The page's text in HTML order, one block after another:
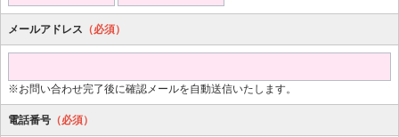
メールアドレス （必須）
※お問い合わせ完了後に確認メールを自動送信いたします。
電話番号 （必須）